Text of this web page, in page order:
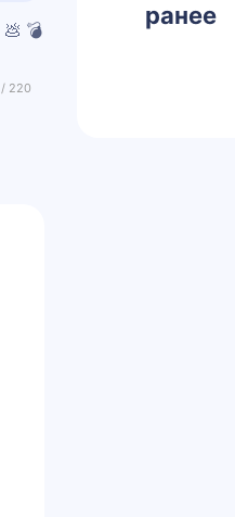
💩 💣
ранее